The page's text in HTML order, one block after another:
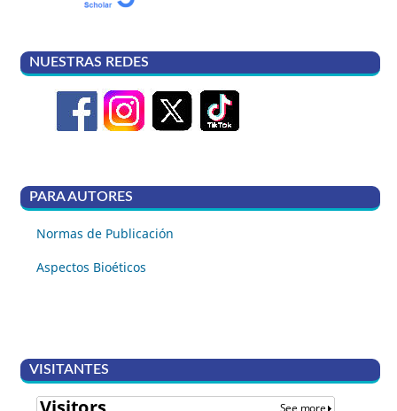
NUESTRAS REDES
PARA AUTORES
Normas de Publicación
Aspectos Bioéticos
VISITANTES